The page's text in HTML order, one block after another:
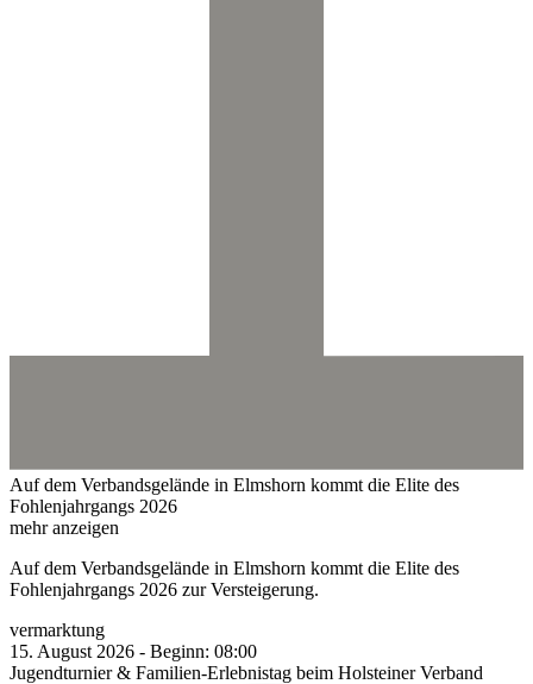
Auf dem Verbandsgelände in Elmshorn kommt die Elite des
Fohlenjahrgangs 2026
mehr anzeigen
Auf dem Verbandsgelände in Elmshorn kommt die Elite des
Fohlenjahrgangs 2026 zur Versteigerung.
vermarktung
15. August 2026 - Beginn: 08:00
Jugendturnier & Familien-Erlebnistag beim Holsteiner Verband